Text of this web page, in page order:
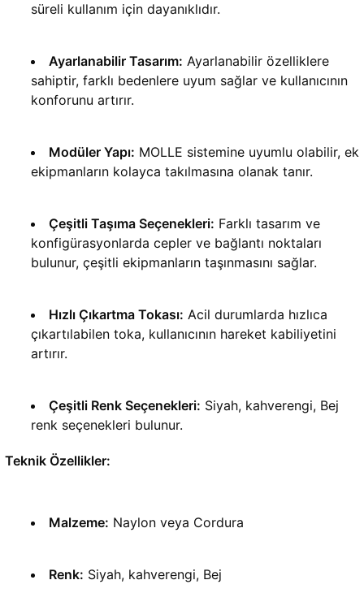
süreli kullanım için dayanıklıdır.
Ayarlanabilir Tasarım: Ayarlanabilir özelliklere
sahiptir, farklı bedenlere uyum sağlar ve kullanıcının
konforunu artırır.
Modüler Yapı: MOLLE sistemine uyumlu olabilir, ek
ekipmanların kolayca takılmasına olanak tanır.
Çeşitli Taşıma Seçenekleri: Farklı tasarım ve
konfigürasyonlarda cepler ve bağlantı noktaları
bulunur, çeşitli ekipmanların taşınmasını sağlar.
Hızlı Çıkartma Tokası: Acil durumlarda hızlıca
çıkartılabilen toka, kullanıcının hareket kabiliyetini
artırır.
Çeşitli Renk Seçenekleri: Siyah, kahverengi, Bej
renk seçenekleri bulunur.
Teknik Özellikler:
Malzeme: Naylon veya Cordura
Renk: Siyah, kahverengi, Bej